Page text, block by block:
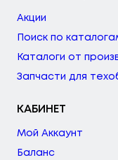
Акции
Поиск по
Каталоги от
Запчасти для
КАБИНЕТ
Мой Аккаунт
Баланс